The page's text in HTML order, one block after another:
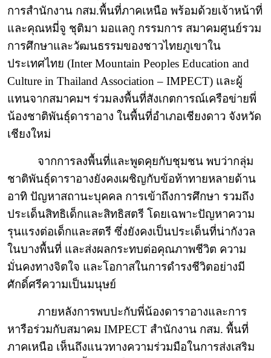
การสำนักงาน กสม.พื้นที่ภาคเหนือ พร้อมด้วยเจ้าหน้าที่
และคุณหมี่จู ชุติมา มอแลกู กรรมการ สมาคมศูนย์รวม
การศึกษาและวัฒนธรรมของชาวไทยภูเขาใน
ประเทศไทย (Inter Mountain Peoples Education and
Culture in Thailand Association – IMPECT) และผู้
แทนจากสมาคมฯ ร่วมลงพื้นที่สังเกตการณ์เครือข่ายพี่
น้องชาติพันธุ์ดาราอาง ในพื้นที่อำเภอเชียงดาว จังหวัด
เชียงใหม่
จากการลงพื้นที่และพูดคุยกับชุมชน พบว่ากลุ่ม
ชาติพันธุ์ดาราอางยังคงเผชิญกับข้อท้าทายหลายด้าน
อาทิ ปัญหาสถานะบุคคล การเข้าถึงการศึกษา รวมถึง
ประเด็นสิทธิเด็กและสิทธิสตรี โดยเฉพาะปัญหาความ
รุนแรงต่อเด็กและสตรี ซึ่งยังคงเป็นประเด็นที่น่ากังวล
ในบางพื้นที่ และส่งผลกระทบต่อคุณภาพชีวิต ความ
มั่นคงทางจิตใจ และโอกาสในการดำรงชีวิตอย่างมี
ศักดิ์ศรีความเป็นมนุษย์
ภายหลังการพบปะกับพี่น้องดาราอางและการ
หารือร่วมกับสมาคม IMPECT สำนักงาน กสม. พื้นที่
ภาคเหนือ เห็นถึงแนวทางความร่วมมือในการส่งเสริม